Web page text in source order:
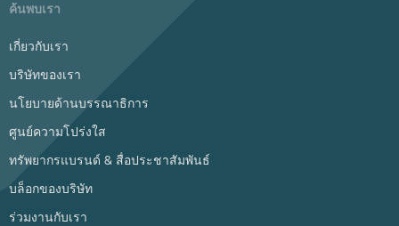
ค้นพบเรา
เกี่ยวกับเรา
บริษัทของเรา
นโยบายด้านบรรณาธิการ
ศูนย์ความโปร่งใส
ทรัพยากรแบรนด์ & สื่อประชาสัมพันธ์
บล็อกของบริษัท
ร่วมงานกับเรา